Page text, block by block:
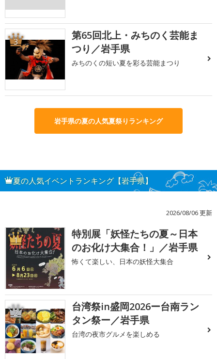
3
第65回北上・みちのく芸能ま
つり／岩手県
みちのくの短い夏を彩る芸能まつり
岩手県の夏の人気夏祭りランキング
夏の人気イベントランキング【岩手県】
2026/08/06 更新
1
特別展「妖怪たちの夏～日本
のお化け大集合！」／岩手県
怖くて楽しい、日本の妖怪大集合
2
台湾祭in盛岡2026ー台南ラン
タン祭ー／岩手県
台湾の夜市グルメを楽しめる